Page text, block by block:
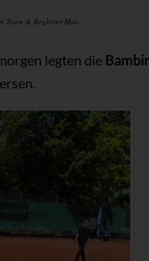
Team & Begleiter Max
legten die